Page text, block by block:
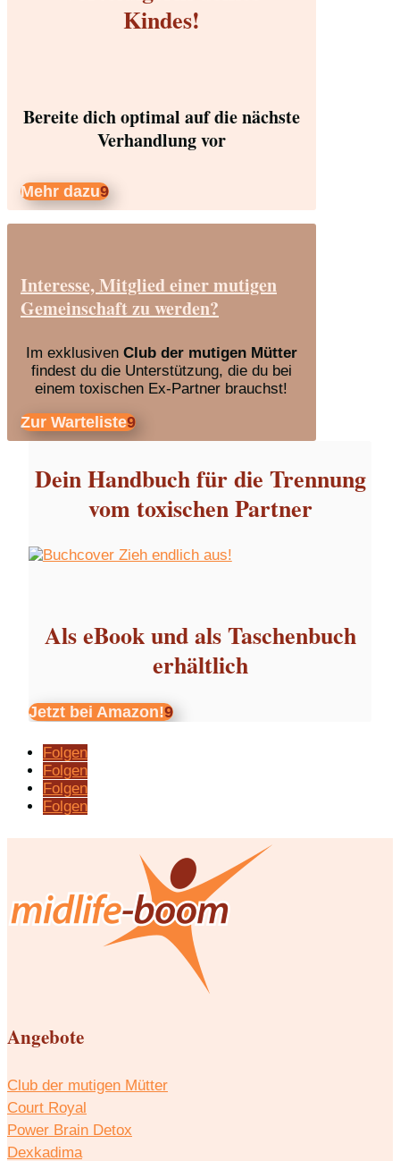
Kindes!
Bereite dich optimal auf die nächste
Verhandlung vor
Mehr dazu
Interesse, Mitglied einer mutigen
Gemeinschaft zu werden?
Im exklusiven Club der mutigen Mütter
findest du die Unterstützung, die du bei
einem toxischen Ex-Partner brauchst!
Zur Warteliste
Dein Handbuch für die Trennung
vom toxischen Partner
Als eBook und als Taschenbuch
erhältlich
Jetzt bei Amazon!
Folgen
Folgen
Folgen
Folgen
Angebote
Club der mutigen Mütter
Court Royal
Power Brain Detox
Dexkadima